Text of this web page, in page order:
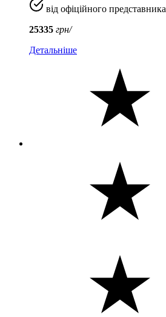
від офіційного представника
25335 грн/
Детальніше